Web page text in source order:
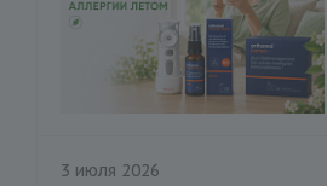
3 июля 2026